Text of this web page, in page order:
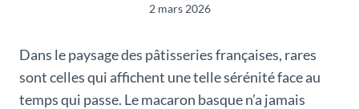
2 mars 2026
Dans le paysage des pâtisseries françaises, rares
sont celles qui affichent une telle sérénité face au
temps qui passe. Le macaron basque n’a jamais